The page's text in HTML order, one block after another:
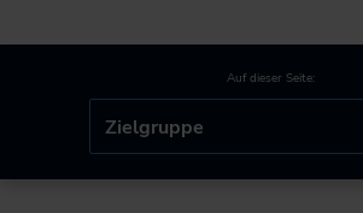
Auf dieser Seite:
Zielgruppe